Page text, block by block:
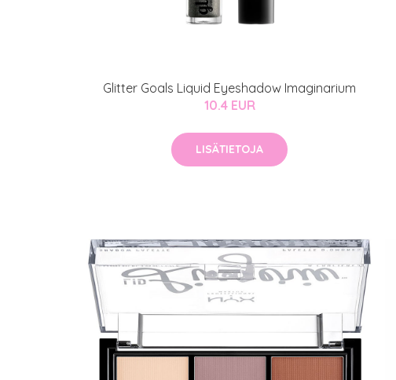
Glitter Goals Liquid Eyeshadow Imaginarium
10.4 EUR
LISÄTIETOJA
Varaa konsultaatio
KATSO TARJOUS